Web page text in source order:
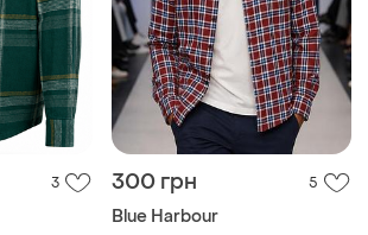
3 300 грн 5
Blue Harbour